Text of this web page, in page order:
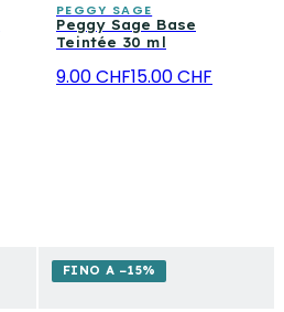
PEGGY SAGE
Peggy Sage Base
Teintée 30 ml
9.00 CHF15.00 CHF
FINO A −15%